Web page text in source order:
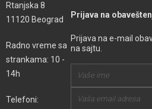
Rtanjska 8
11120 Beograd
Radno vreme sa
strankama: 10 -
14h
Telefoni:
Prijava na
Prijava na e-mail
na sajtu.